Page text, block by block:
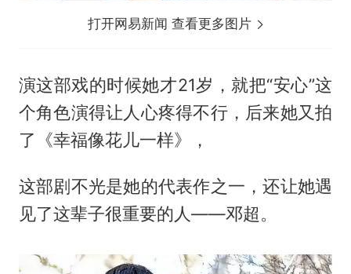
打开网易新闻 查看更多图片
演这部戏的时候她才21岁，就把“安心”这
个角色演得让人心疼得不行，后来她又拍
了《幸福像花儿一样》，
这部剧不光是她的代表作之一，还让她遇
见了这辈子很重要的人——邓超。